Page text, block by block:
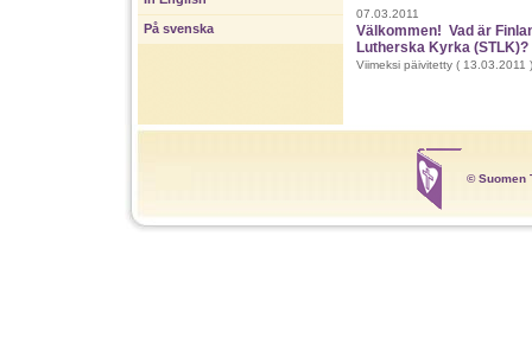
På svenska
07.03.2011
Välkommen! Vad är
Lutherska Kyrka
Viimeksi päivitetty ( 13.03.2011 )
© Suomen